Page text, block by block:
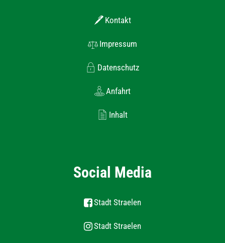
Kontakt
Impressum
Datenschutz
Anfahrt
Inhalt
Social Media
Stadt Straelen
Stadt Straelen